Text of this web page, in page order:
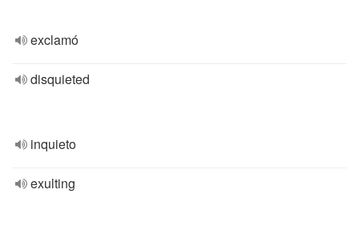
exclamó
disquieted
inquieto
exulting